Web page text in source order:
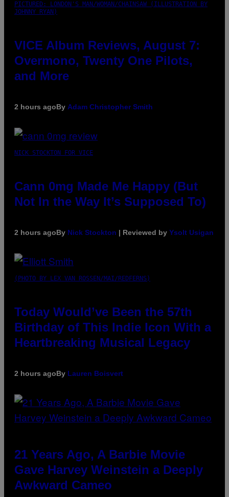
PICTURED: LONDON'S MAN/WOMAN/CHAINSAW (ILLUSTRATION BY
JOHNNY RYAN)
VICE Album Reviews, August 7:
Overmono, Twenty One Pilots,
and More
2 hours agoBy Adam Christopher Smith
NICK STOCKTON FOR VICE
Cann 0mg Made Me Happy (But
Not In the Way It’s Supposed To)
2 hours agoBy Nick Stockton | Reviewed by Ysolt Usigan
(PHOTO BY LEX VAN ROSSEN/MAI/REDFERNS)
Today Would’ve Been the 57th
Birthday of This Indie Icon With a
Heartbreaking Musical Legacy
2 hours agoBy Lauren Boisvert
21 Years Ago, A Barbie Movie
Gave Harvey Weinstein a Deeply
Awkward Cameo